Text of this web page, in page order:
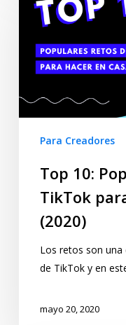
Para Creadores
Top 10:
TikTok
(2020)
Los retos son una
de TikTok y en
mayo 20, 2020